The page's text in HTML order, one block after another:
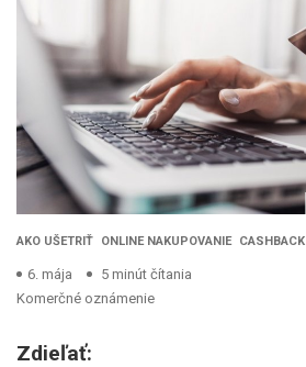
AKO UŠETRIŤ ONLINE NAKUPOVANIE CASHBACK
6. mája
5 minút čítania
Komerčné oznámenie
Zdieľať: